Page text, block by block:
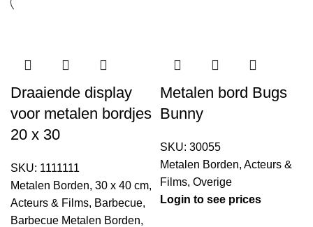
Draaiende display
voor metalen bordjes
20 x 30
SKU: 1111111
Metalen Borden, 30 x 40 cm,
Acteurs & Films, Barbecue,
Barbecue Metalen Borden,
Metalen bord Bugs
Bunny
SKU: 30055
Metalen Borden, Acteurs &
Films, Overige
Login to see prices